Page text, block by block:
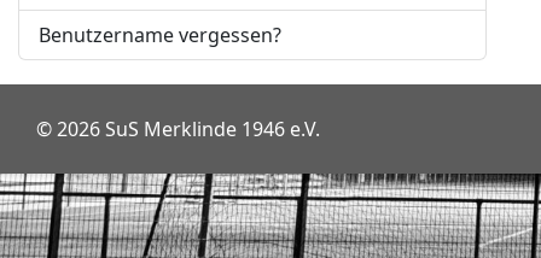
Benutzername vergessen?
© 2026 SuS Merklinde 1946 e.V.